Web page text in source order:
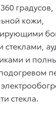
кожи,
и
стекла.